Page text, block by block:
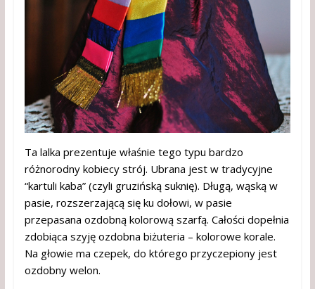
Ta lalka prezentuje właśnie tego typu bardzo
różnorodny kobiecy strój. Ubrana jest w tradycyjne
“kartuli kaba” (czyli gruzińską suknię). Długą, wąską w
pasie, rozszerzającą się ku dołowi, w pasie
przepasana ozdobną kolorową szarfą. Całości dopełnia
zdobiąca szyję ozdobna biżuteria – kolorowe korale.
Na głowie ma czepek, do którego przyczepiony jest
ozdobny welon.